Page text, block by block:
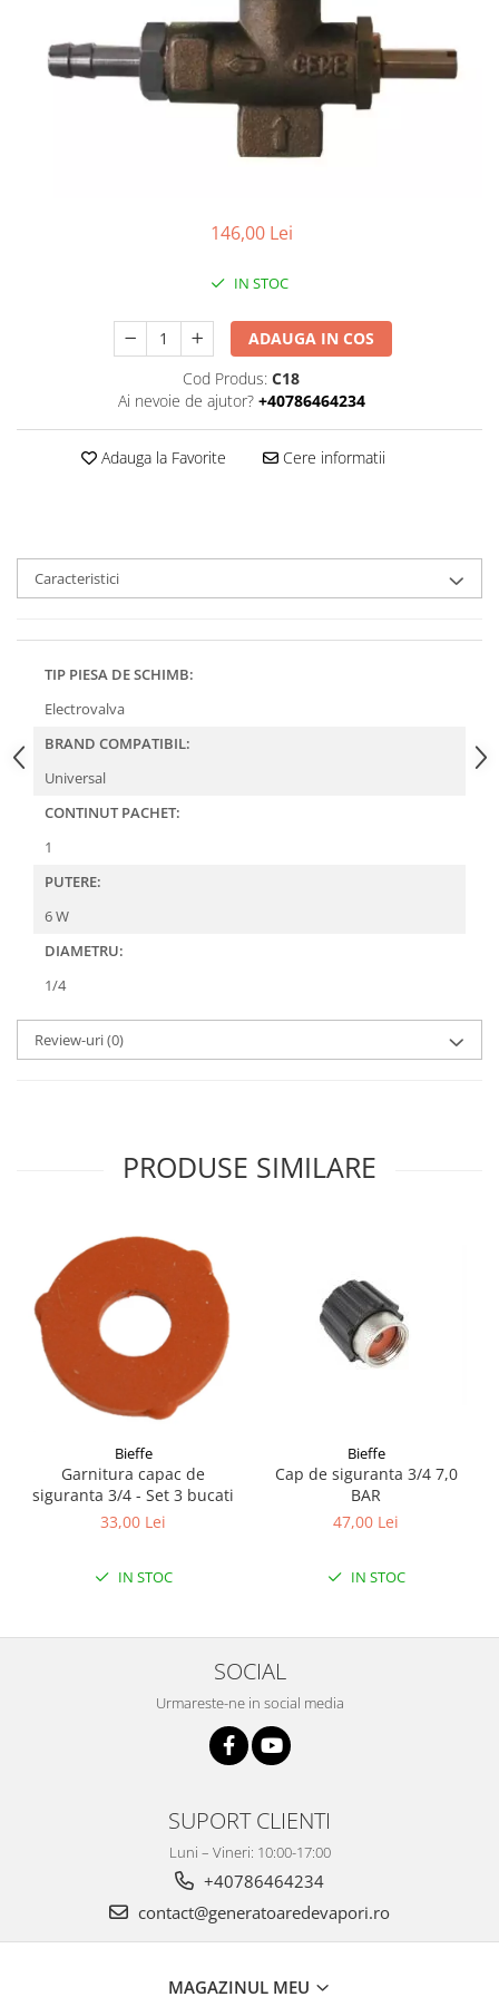
146,00 Lei
IN STOC
ADAUGA IN COS
Cod Produs: C18
Ai nevoie de ajutor? +40786464234
Adauga la Favorite Cere informatii
Caracteristici
TIP PIESA DE SCHIMB:
Electrovalva
BRAND COMPATIBIL:
Universal
CONTINUT PACHET:
1
PUTERE:
6 W
DIAMETRU:
1/4
Review-uri(0)
PRODUSE SIMILARE
Bieffe
Garnitura capac de
siguranta 3/4 - Set 3 bucati
33,00 Lei
IN STOC
Bieffe
Cap de siguranta 3/4 7,0
BAR
47,00 Lei
IN STOC
SOCIAL
Urmareste-ne in social media
SUPORT CLIENTI
Luni – Vineri: 10:00-17:00
+40786464234
contact@generatoaredevapori.ro
MAGAZINUL MEU